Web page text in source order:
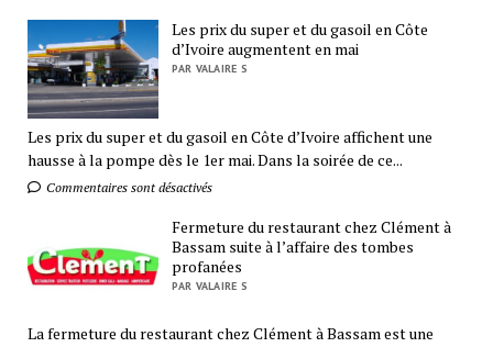
Les prix du super et du gasoil en Côte
d’Ivoire augmentent en mai
PAR VALAIRE S
Les prix du super et du gasoil en Côte d’Ivoire affichent une
hausse à la pompe dès le 1er mai. Dans la soirée de ce...
Commentaires sont désactivés
Fermeture du restaurant chez Clément à
Bassam suite à l’affaire des tombes
profanées
PAR VALAIRE S
La fermeture du restaurant chez Clément à Bassam est une